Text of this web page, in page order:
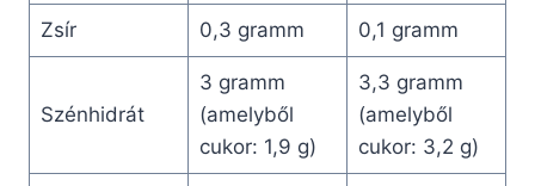
Zsír 0,3 gramm 0,1 gramm
Szénhidrát
3 gramm
(amelyből
cukor: 1,9 g)
3,3 gramm
(amelyből
cukor: 3,2 g)